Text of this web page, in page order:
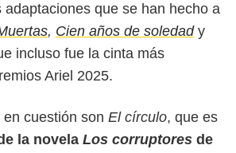
que se han hecho a
, Cien años de soledady
incluso fue la cinta más
Ariel 2025.
cuestión son El círculo, que es
la novela Los corruptores de